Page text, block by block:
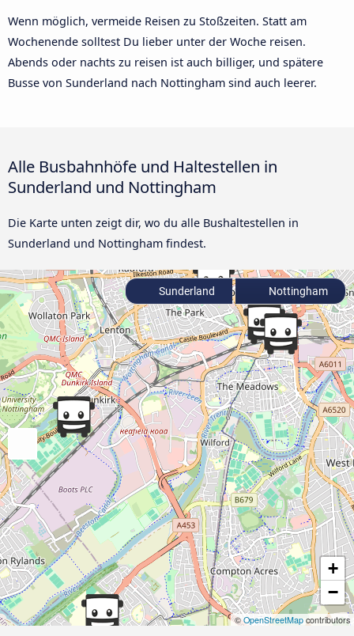
Wenn möglich, vermeide Reisen zu Stoßzeiten. Statt am
Wochenende solltest Du lieber unter der Woche reisen.
Abends oder nachts zu reisen ist auch billiger, und spätere
Busse von Sunderland nach Nottingham sind auch leerer.
Alle Busbahnhöfe und Haltestellen in
Sunderland und Nottingham
Die Karte unten zeigt dir, wo du alle Bushaltestellen in
Sunderland und Nottingham findest.
+
−
©OpenStreetMap contributors
Sunderland Nottingham